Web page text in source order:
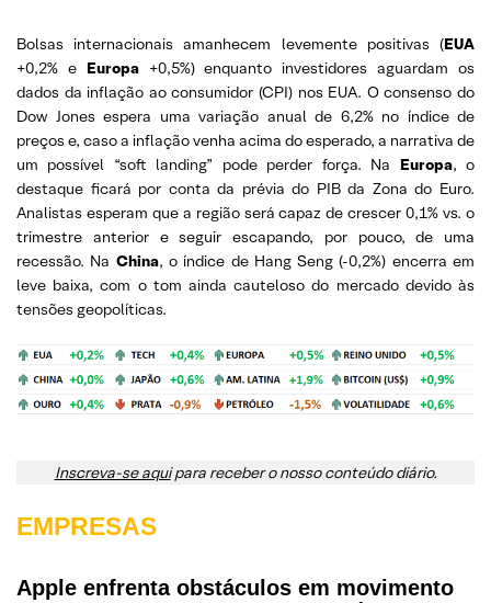
Bolsas internacionais amanhecem levemente positivas (EUA
+0,2% e Europa +0,5%) enquanto investidores aguardam os
dados da inflação ao consumidor (CPI) nos EUA. O consenso do
Dow Jones espera uma variação anual de 6,2% no índice de
preços e, caso a inflação venha acima do esperado, a narrativa de
um possível “soft landing” pode perder força. Na Europa, o
destaque ficará por conta da prévia do PIB da Zona do Euro.
Analistas esperam que a região será capaz de crescer 0,1% vs. o
trimestre anterior e seguir escapando, por pouco, de uma
recessão. Na China, o índice de Hang Seng (-0,2%) encerra em
leve baixa, com o tom ainda cauteloso do mercado devido às
tensões geopolíticas.
Inscreva-se aquipara receber o nosso conteúdo diário.
EMPRESAS
Apple enfrenta obstáculos em movimento